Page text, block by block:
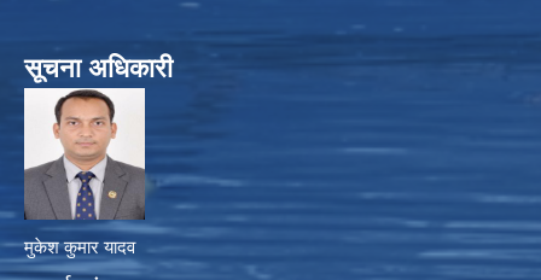
सूचना अधिकारी
मुकेश कुमार यादव